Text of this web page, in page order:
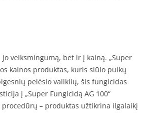
veiksmingumą, bet ir į kainą. „Super
kainos produktas, kuris siūlo puikų
pelėsio valiklių, šis fungicidas
į „Super Fungicidą AG 100“
– produktas užtikrina ilgalaikį